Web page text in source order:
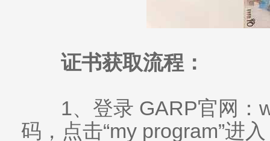
证书获取流程：
1、登录 GARP官网：
码，点击“my program”进入